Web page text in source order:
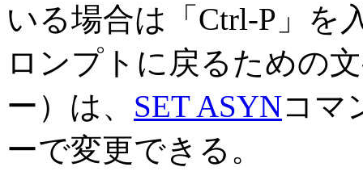
いる場合は「Ctrl-P」を
ロンプトに戻るための
ー）は、 SET ASYNコマ
ーで変更できる。